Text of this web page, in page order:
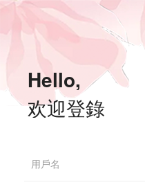
Hello,
欢迎登錄
用戶名